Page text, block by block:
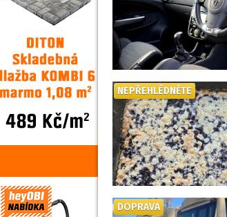
NEPŘEHLÉDNĚTE
DOPRAVA